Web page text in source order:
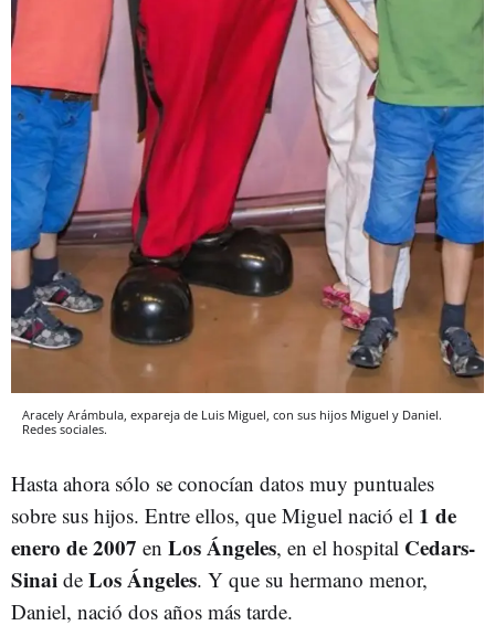
Aracely Arámbula, expareja de Luis Miguel, con sus hijos Miguel y Daniel.
Redes sociales.
Hasta ahora sólo se conocían datos muy puntuales
sobre sus hijos. Entre ellos, que Miguel nació el 1 de
enero de 2007 en Los Ángeles, en el hospital Cedars-
Sinai de Los Ángeles. Y que su hermano menor,
Daniel, nació dos años más tarde.